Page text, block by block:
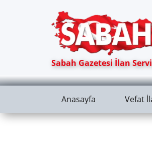
Sabah Gazetesi İlan
Anasayfa Vefat